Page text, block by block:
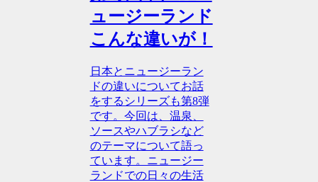
ュージーランド
こんな違いが！
日本とニュージーラン
ドの違いについてお話
をするシリーズも第8弾
です。今回は、温泉、
ソースやハブラシなど
のテーマについて語っ
ています。ニュージー
ランドでの日々の生活